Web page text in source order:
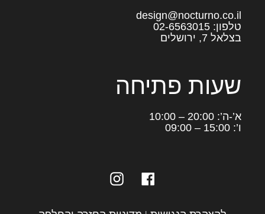
שעות פתיחה
א’-ה’: 20:00 – 10:00
ו’: 15:00 – 09:00
design@nocturno.co.il
טלפון: 02-6563015
בצלאל 7, ירושלים
Facebook
Instagram